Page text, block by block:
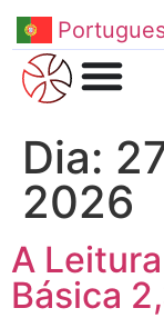
Dia:
2026
A
Básica